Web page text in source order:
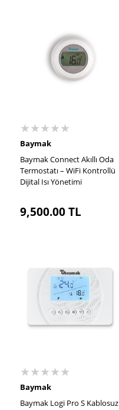
★★★★★
Baymak
Baymak Connect Akıllı Oda
Termostatı – WiFi Kontrollü
Dijital Isı Yönetimi
9,500.00TL
★★★★★
Baymak
Baymak Logi Pro S Kablosuz